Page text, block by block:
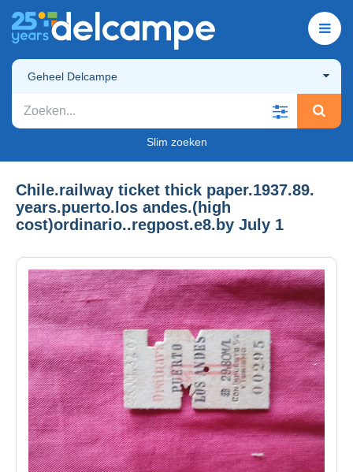
Geheel Delcampe
Slim zoeken
Chile.railway ticket thick paper.1937.89.
years.puerto.los andes.(high
cost)ordinario..regpost.e8.by July 1